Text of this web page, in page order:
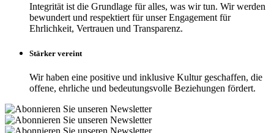
Integrität ist die Grundlage für alles, was wir tun. Wir werden
bewundert und respektiert für unser Engagement für
Ehrlichkeit, Vertrauen und Transparenz.
Stärker vereint
Wir haben eine positive und inklusive Kultur geschaffen, die
offene, ehrliche und bedeutungsvolle Beziehungen fördert.